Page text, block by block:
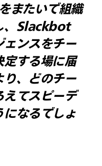
またいで組織
、Slackbot
ンスをチー
定する場に届
り、どのチー
えてスピーデ
になるでしょ